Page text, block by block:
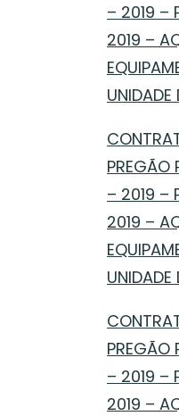
– 2019 –
2019 –
UNIDADE
PREGÃO
– 2019 –
2019 –
UNIDADE
PREGÃO
– 2019 –
2019 –